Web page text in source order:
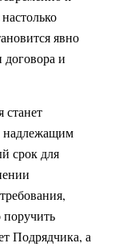
явно
договора и
станет
надлежащим
срок для
поручить
Подрядчика, а